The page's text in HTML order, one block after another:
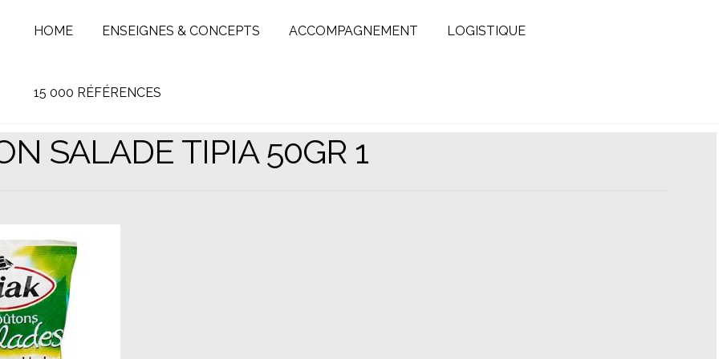
HOME ENSEIGNES & CONCEPTS ACCOMPAGNEMENT LOGISTIQUE
15 000 RÉFÉRENCES
SALADE TIPIA 50GR 1